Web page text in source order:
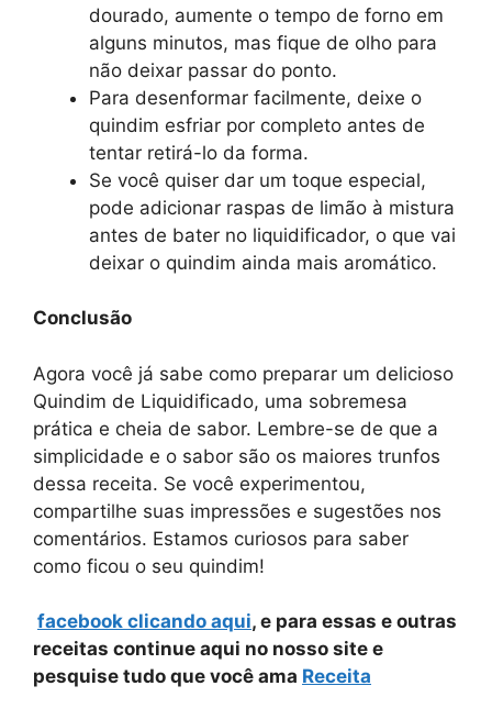
dourado, aumente o tempo de forno em
alguns minutos, mas fique de olho para
não deixar passar do ponto.
Para desenformar facilmente, deixe o
quindim esfriar por completo antes de
tentar retirá-lo da forma.
Se você quiser dar um toque especial,
pode adicionar raspas de limão à mistura
antes de bater no liquidificador, o que vai
deixar o quindim ainda mais aromático.
Conclusão
Agora você já sabe como preparar um delicioso
Quindim de Liquidificado, uma sobremesa
prática e cheia de sabor. Lembre-se de que a
simplicidade e o sabor são os maiores trunfos
dessa receita. Se você experimentou,
compartilhe suas impressões e sugestões nos
comentários. Estamos curiosos para saber
como ficou o seu quindim!
facebook clicando aqui, e para essas e outras
receitas continue aqui no nosso site e
pesquise tudo que você ama Receita